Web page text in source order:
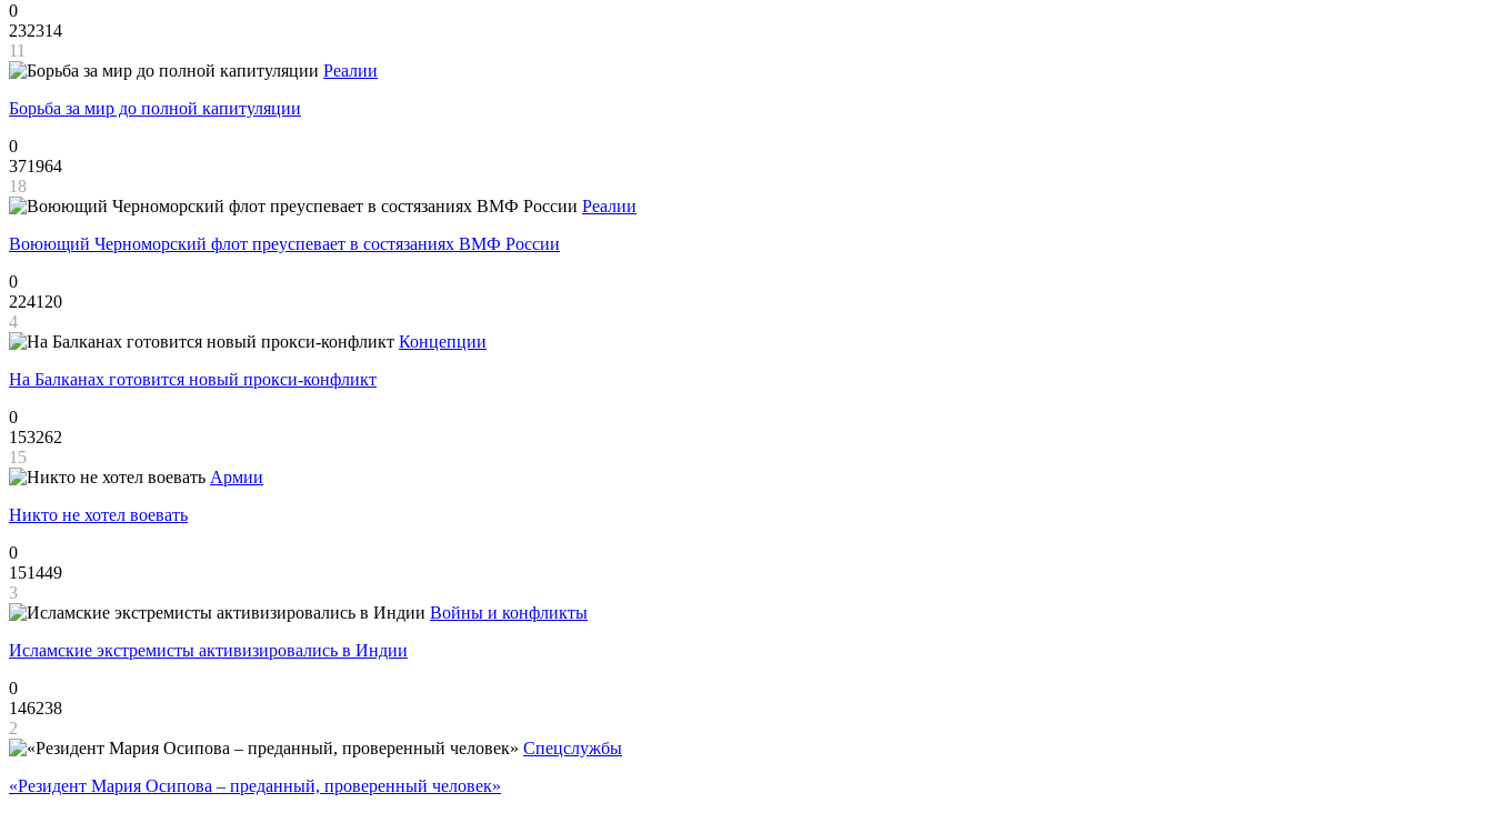
0
232314
11
Реалии
Борьба за мир до полной капитуляции
0
371964
18
Реалии
Воюющий Черноморский флот преуспевает в состязаниях ВМФ России
0
224120
4
Концепции
На Балканах готовится новый прокси-конфликт
0
153262
15
Армии
Никто не хотел воевать
0
151449
3
Войны и конфликты
Исламские экстремисты активизировались в Индии
0
146238
2
Спецслужбы
«Резидент Мария Осипова – преданный, проверенный человек»